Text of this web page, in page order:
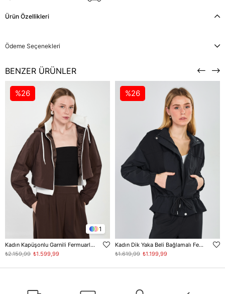
Ürün Özellikleri
Ödeme Seçenekleri
BENZER ÜRÜNLER
1
Kadın Kapüşonlu Garnili Fermuarlı Mont - Acı Kahve
₺1.599,99
₺2.159,99
%26
Kadın Dik Yaka Beli Bağlamalı Fermuarlı Mont - Siyah
₺1.199,99
₺1.619,99
%26